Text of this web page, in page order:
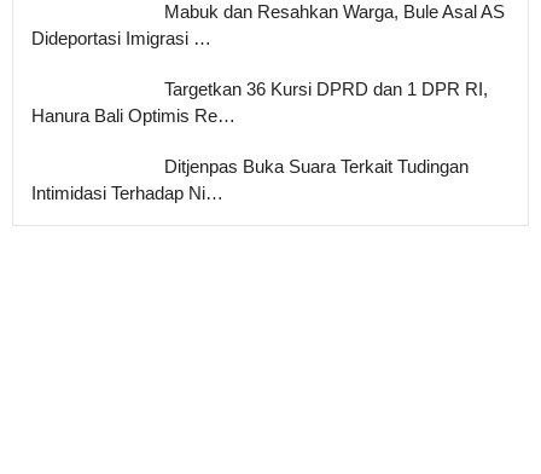
Mabuk dan Resahkan Warga, Bule Asal AS
Dideportasi Imigrasi …
Targetkan 36 Kursi DPRD dan 1 DPR RI,
Hanura Bali Optimis Re…
Ditjenpas Buka Suara Terkait Tudingan
Intimidasi Terhadap Ni…